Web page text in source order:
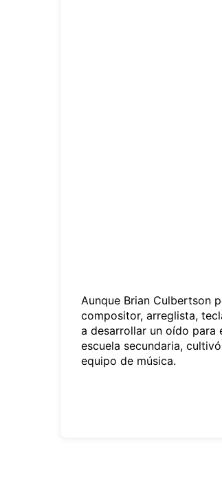
Aunque Brian Culbertson
compositor, arreglista,
a desarrollar un oído para
escuela secundaria,
equipo de música.